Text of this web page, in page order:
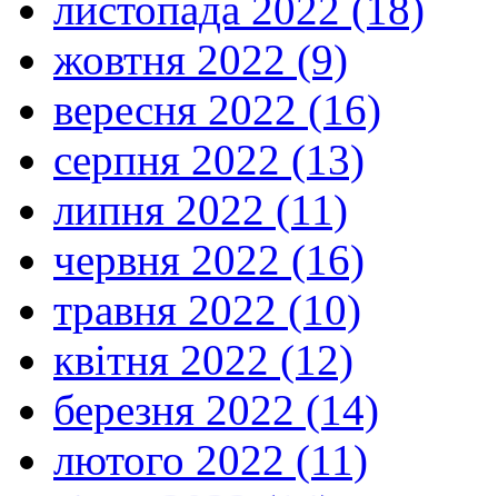
жовтня 2022 (9)
вересня 2022 (16)
серпня 2022 (13)
липня 2022 (11)
червня 2022 (16)
травня 2022 (10)
квітня 2022 (12)
березня 2022 (14)
лютого 2022 (11)